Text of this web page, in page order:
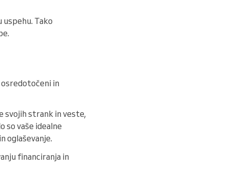
Tako
osredotočeni in
svojih strank in veste,
so vaše idealne
oglaševanje.
financiranja in